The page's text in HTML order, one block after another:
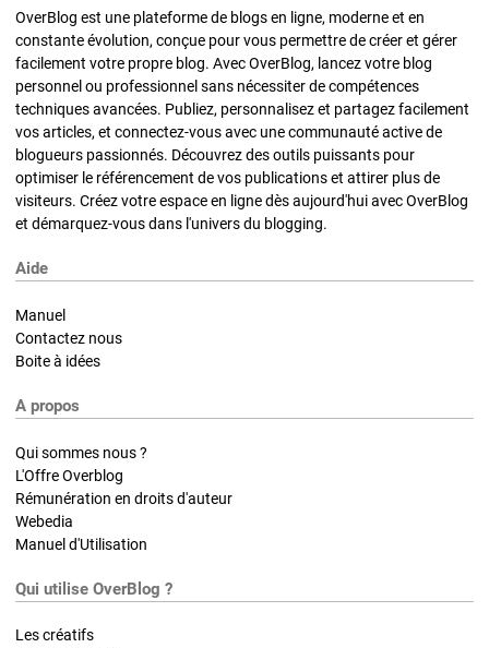
OverBlog est une plateforme de blogs en ligne, moderne et en
constante évolution, conçue pour vous permettre de créer et gérer
facilement votre propre blog. Avec OverBlog, lancez votre blog
personnel ou professionnel sans nécessiter de compétences
techniques avancées. Publiez, personnalisez et partagez facilement
vos articles, et connectez-vous avec une communauté active de
blogueurs passionnés. Découvrez des outils puissants pour
optimiser le référencement de vos publications et attirer plus de
visiteurs. Créez votre espace en ligne dès aujourd'hui avec OverBlog
et démarquez-vous dans l'univers du blogging.
Aide
Manuel
Contactez nous
Boite à idées
A propos
Qui sommes nous ?
L'Offre Overblog
Rémunération en droits d'auteur
Webedia
Manuel d'Utilisation
Qui utilise OverBlog ?
Les créatifs